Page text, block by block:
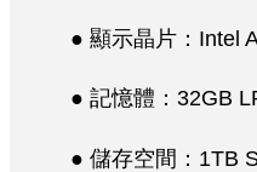
● 顯示晶片：Intel
● 記憶體：32GB
● 儲存空間：1TB